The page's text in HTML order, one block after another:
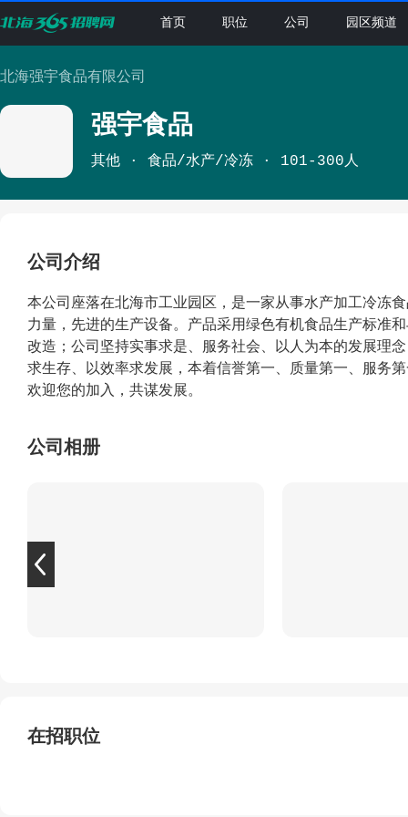
首页 职位 公司 园区频道
北海强宇食品有限公司
强宇食品
其他 食品/水产/冷冻 101-300人
公司介绍
本公司座落在北海市工业园区，是一家从事水产加工冷冻
力量，先进的生产设备。产品采用绿色有机食品生产标准
改造；公司坚持实事求是、服务社会、以人为本的发展理
求生存、以效率求发展，本着信誉第一、质量第一、服务
欢迎您的加入，共谋发展。
公司相册
在招职位